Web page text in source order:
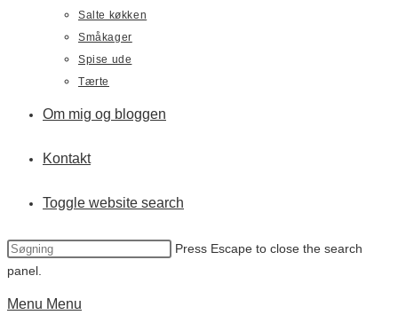
Salte køkken
Småkager
Spise ude
Tærte
Om mig og bloggen
Kontakt
Toggle website search
Press Escape to close the search
panel.
Menu Menu